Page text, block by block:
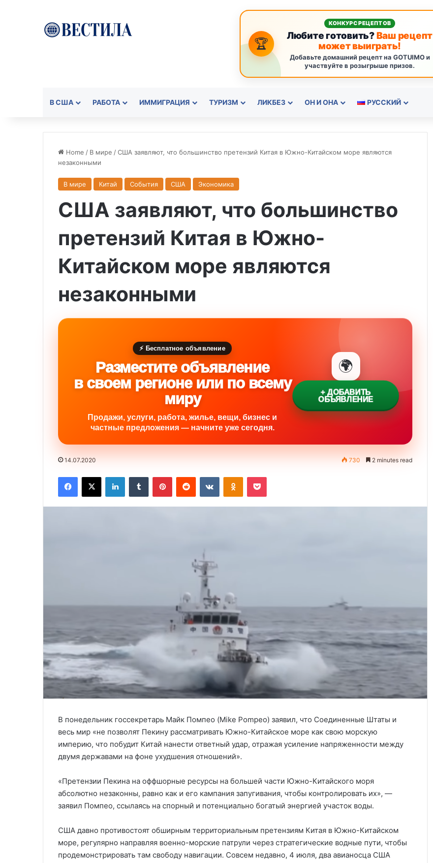
🏆
КОНКУРС РЕЦЕПТОВ
Любите готовить?Ваш рецепт
может выиграть!
Добавьте домашний рецепт на GOTUIMO и
участвуйте в розыгрыше призов.
В США РАБОТА ИММИГРАЦИЯ ТУРИЗМ ЛИКБЕЗ ОН И ОНА РУССКИЙ
Home / В мире /США заявляют, что большинство претензий Китая в Южно-Китайском море являются
незаконными
В мире Китай События США Экономика
США заявляют, что большинство
претензий Китая в Южно-
Китайском море являются
незаконными
⚡ Бесплатное объявление
Разместите объявление
в своем регионе или по всему
миру
Продажи, услуги, работа, жилье, вещи, бизнес и
частные предложения — начните уже сегодня.
🌍
+ ДОБАВИТЬ
ОБЪЯВЛЕНИЕ
14.07.2020 730 2 minutes read
В понедельник госсекретарь Майк Помпео (Mike Pompeo) заявил, что Соединенные Штаты и
весь мир «не позволят Пекину рассматривать Южно-Китайское море как свою морскую
империю, что побудит Китай нанести ответный удар, отражая усиление напряженности между
двумя державами на фоне ухудшения отношений».
«Претензии Пекина на оффшорные ресурсы на большей части Южно-Китайского моря
абсолютно незаконны, равно как и его кампания запугивания, чтобы контролировать их», —
заявил Помпео, ссылаясь на спорный и потенциально богатый энергией участок воды.
США давно противостоят обширным территориальным претензиям Китая в Южно-Китайском
море, регулярно направляя военно-морские патрули через стратегические водные пути, чтобы
продемонстрировать там свободу навигации. Совсем недавно, 4 июля, два авианосца США